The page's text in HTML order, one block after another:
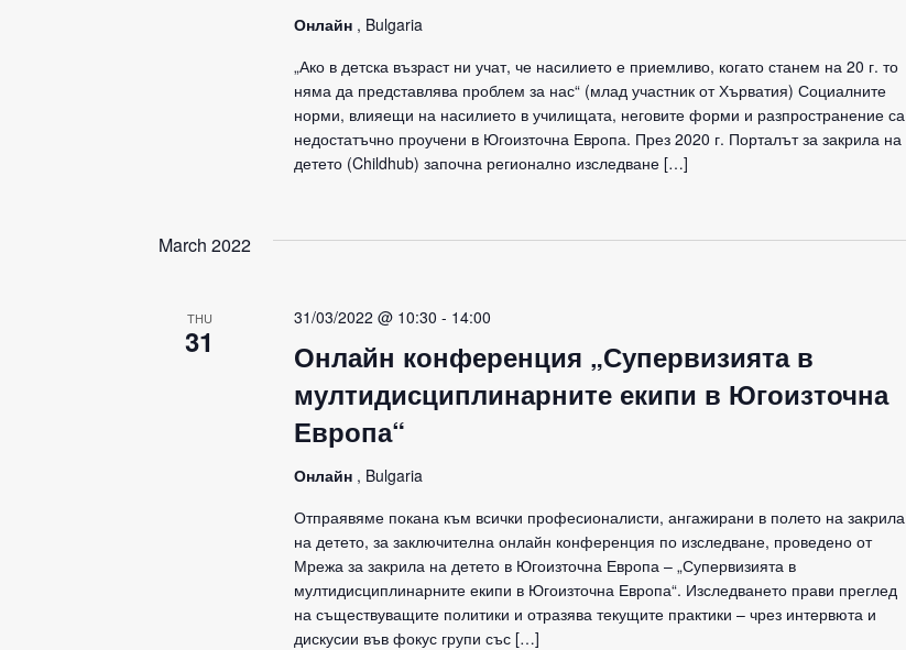
Онлайн , Bulgaria
„Ако в детска възраст ни учат, че насилието е приемливо, когато станем на 20 г. то
няма да представлява проблем за нас“ (млад участник от Хърватия) Социалните
норми, влияещи на насилието в училищата, неговите форми и разпространение са
недостатъчно проучени в Югоизточна Европа. През 2020 г. Порталът за закрила на
детето (Childhub) започна регионално изследване […]
March 2022
THU
31
Онлайн конференция „Супервизията в
мултидисциплинарните екипи в Югоизточна
Европа“
31/03/2022 @ 10:30 - 14:00
Онлайн , Bulgaria
Отпраявяме покана към всички професионалисти, ангажирани в полето на закрила
на детето, за заключителна онлайн конференция по изследване, проведено от
Мрежа за закрила на детето в Югоизточна Европа – „Супервизията в
мултидисциплинарните екипи в Югоизточна Европа“. Изследването прави преглед
на съществуващите политики и отразява текущите практики – чрез интервюта и
дискусии във фокус групи със […]